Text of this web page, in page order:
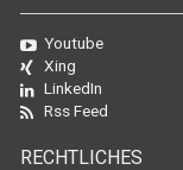
Youtube
Xing
LinkedIn
Rss Feed
RECHTLICHES